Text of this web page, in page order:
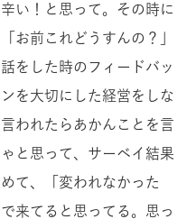
い！と思って。その時に
お前これどうすんの？」
をした時のフィードバッ
を大切にした経営をしな
われたらあかんことを言
と思って、サーベイ結果
て、「変われなかった
来てると思ってる。思っ